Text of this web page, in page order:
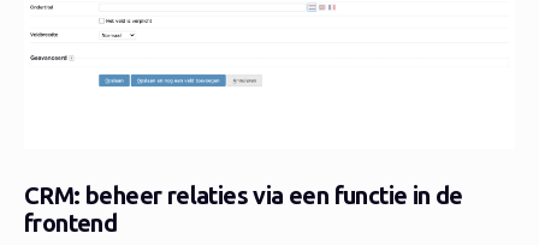
CRM: beheer relaties via een functie in de
frontend